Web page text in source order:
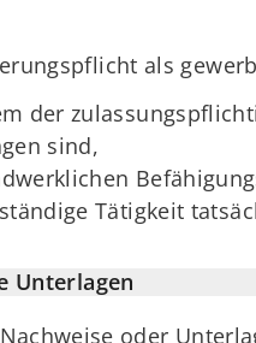
als
der
sind,
Tätigkeit
Unterlagen
oder